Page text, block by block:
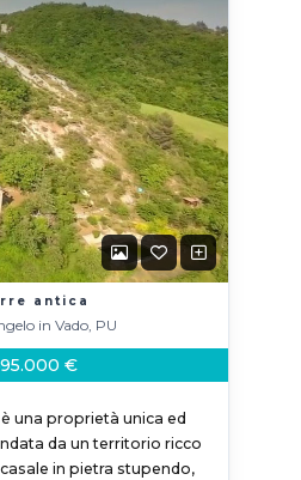
antica
in Vado, PU
€
è una proprietà unica ed
da un territorio ricco
in pietra stupendo,